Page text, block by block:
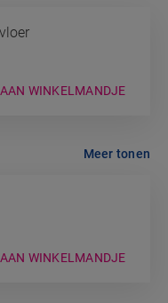
WINKELMANDJE
WINKELMANDJE
Meer tonen